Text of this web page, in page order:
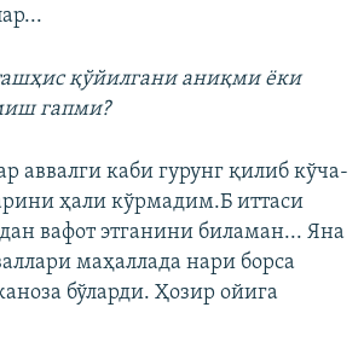
қўйилгани аниқми ёки
гапми?
аввалги каби гурунг қилиб кўча-
ҳали кўрмадим.Б иттаси
вафот этганини биламан... Яна
маҳаллада нари борса
бўларди. Ҳозир ойига